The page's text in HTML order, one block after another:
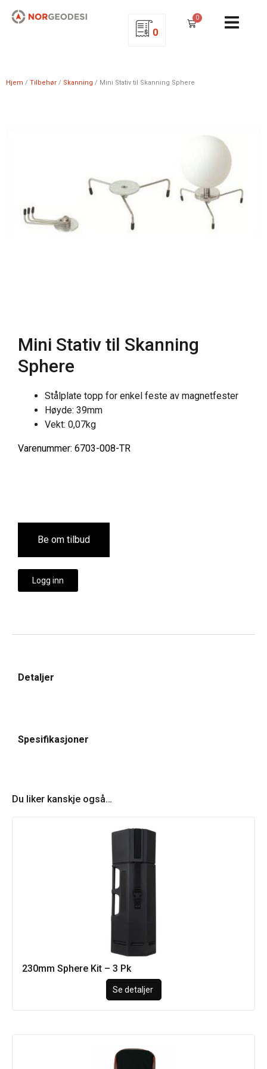
0
0
Hjem / Tilbehør / Skanning / Mini Stativ til Skanning Sphere
Mini Stativ til Skanning
Sphere
Stålplate topp for enkel feste av magnetfester
Høyde: 39mm
Vekt: 0,07kg
Varenummer: 6703-008-TR
Be om tilbud
Logg inn
Detaljer
Spesifikasjoner
Du liker kanskje også…
230mm Sphere Kit – 3 Pk
Se detaljer